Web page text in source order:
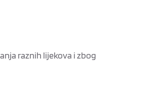
raznih lijekova i zbog